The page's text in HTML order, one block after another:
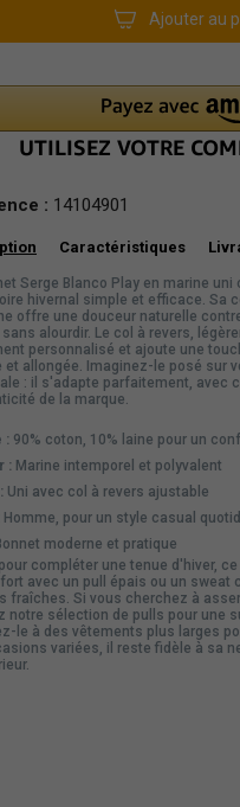
Ajouter au
: 14104901
Caractéristiques
Serge Blanco Play en marine
hivernal simple et efficace. Sa
offre une douceur naturelle
alourdir. Le col à revers,
personnalisé et ajoute une
et allongée. Imaginez-le posé sur
: il s'adapte parfaitement, avec
de la marque.
:90% coton, 10% laine pour un
:Marine intemporel et polyvalent
Uni avec col à revers ajustable
Homme, pour un style casual
moderne et pratique
compléter une tenue d'hiver,
avec un pull épais ou un sweat
fraîches. Si vous cherchez à
notre sélection de pulls pour une
le à des vêtements plus larges
variées, il reste fidèle à sa